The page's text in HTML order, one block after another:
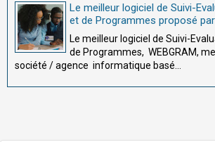
Le meilleur logiciel de Suivi-
et de Programmes proposé par
Le meilleur logiciel de Suivi-
de Programmes, WEBGRAM,
société / agence informatique basé...